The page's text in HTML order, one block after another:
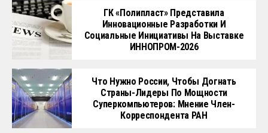
ГК «Полипласт» Представила
Инновационные Разработки И
Социальные Инициативы На Выставке
ИННОПРОМ-2026
Что Нужно России, Чтобы Догнать
Страны-Лидеры По Мощности
Суперкомпьютеров: Мнение Член-
Корреспондента РАН